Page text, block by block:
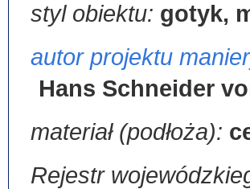
styl obiektu: gotyk,
autor projektu
Hans Schneider
materiał (podłoża):
Rejestr